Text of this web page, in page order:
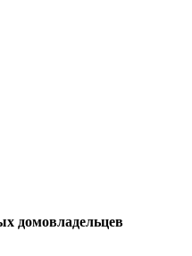
домовладельцев